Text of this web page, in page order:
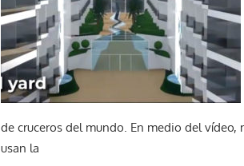
de cruceros del mundo. En medio del
usan la